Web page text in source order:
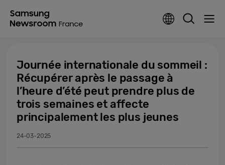
Journée internationale du sommeil :
Récupérer après le passage à
l’heure d’été peut prendre plus de
trois semaines et affecte
principalement les plus jeunes
24-03-2025